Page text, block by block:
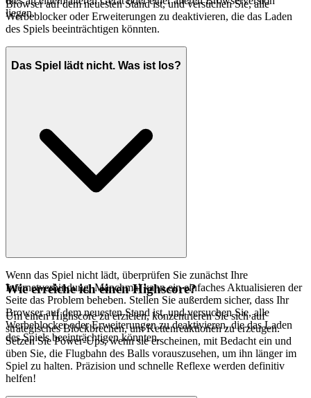
liegen.
Browser auf dem neuesten Stand ist, und versuchen Sie, alle
Werbeblocker oder Erweiterungen zu deaktivieren, die das Laden
des Spiels beeinträchtigen könnten.
Das Spiel lädt nicht. Was ist los?
Wenn das Spiel nicht lädt, überprüfen Sie zunächst Ihre
Internetverbindung. Manchmal kann ein einfaches Aktualisieren der
Seite das Problem beheben. Stellen Sie außerdem sicher, dass Ihr
Browser auf dem neuesten Stand ist, und versuchen Sie, alle
Werbeblocker oder Erweiterungen zu deaktivieren, die das Laden
des Spiels beeinträchtigen könnten.
Wie erreiche ich einen Highscore?
Um einen Highscore zu erzielen, konzentrieren Sie sich auf
strategisches Blockbrechen, um Kettenreaktionen zu erzeugen.
Setzen Sie Power-Ups, wenn sie erscheinen, mit Bedacht ein und
üben Sie, die Flugbahn des Balls vorauszusehen, um ihn länger im
Spiel zu halten. Präzision und schnelle Reflexe werden definitiv
helfen!